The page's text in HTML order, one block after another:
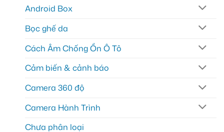
Android Box
Bọc ghế da
Cách Âm Chống Ồn Ô Tô
Cảm biến & cảnh báo
Camera 360 độ
Camera Hành Trình
Chưa phân loại